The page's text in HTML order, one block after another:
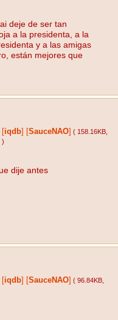
deje de ser tan
a la presidenta, a la
y a las amigas
están mejores que
iqdb SauceNAO ( 158.16KB
)
dije antes
iqdb SauceNAO ( 96.84KB